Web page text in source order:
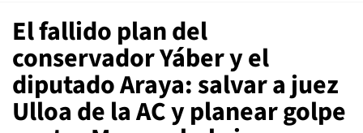
El fallido plan del
conservador Yáber y el
diputado Araya: salvar a juez
Ulloa de la AC y planear golpe